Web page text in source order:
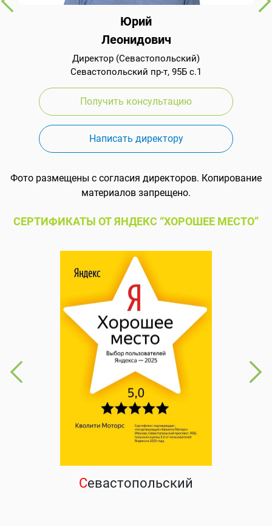
Юрий
Леонидович
Директор (Севастопольский)
Севастопольский пр-т, 95Б с.1
Получить консультацию
Написать директору
Фото размещены с согласия директоров. Копирование
материалов запрещено.
СЕРТИФИКАТЫ ОТ ЯНДЕКС “ХОРОШЕЕ МЕСТО”
Севастопольский